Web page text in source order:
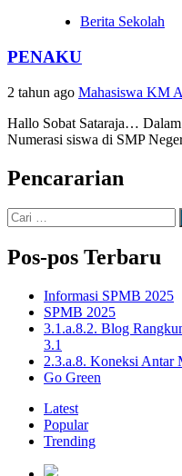
Berita Sekolah
PENAKU
2 tahun ago Mahasiswa KM
Hallo Sobat Sataraja…
Numerasi siswa di SMP
Pencararian
Cari
untuk:
Pos-pos Terbaru
Informasi SPMB 2025
SPMB 2025
3.1.a.8.2. Blog
3.1
2.3.a.8. Koneksi Antar
Go Green
Latest
Popular
Trending